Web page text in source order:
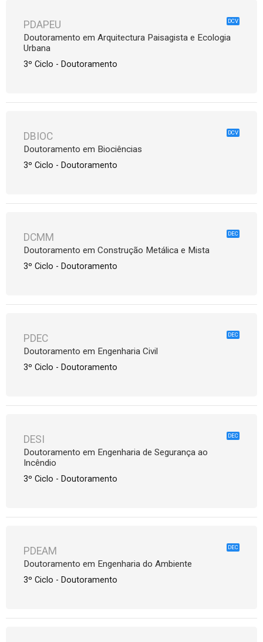
DCV
PDAPEU
Doutoramento em Arquitectura Paisagista e Ecologia
Urbana
3º Ciclo - Doutoramento
DCV
DBIOC
Doutoramento em Biociências
3º Ciclo - Doutoramento
DEC
DCMM
Doutoramento em Construção Metálica e Mista
3º Ciclo - Doutoramento
DEC
PDEC
Doutoramento em Engenharia Civil
3º Ciclo - Doutoramento
DEC
DESI
Doutoramento em Engenharia de Segurança ao
Incêndio
3º Ciclo - Doutoramento
DEC
PDEAM
Doutoramento em Engenharia do Ambiente
3º Ciclo - Doutoramento